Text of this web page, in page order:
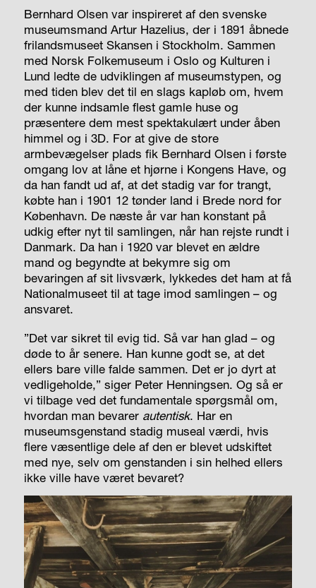
Bernhard Olsen var inspireret af den svenske
museumsmand Artur Hazelius, der i 1891 åbnede
frilandsmuseet Skansen i Stockholm. Sammen
med Norsk Folkemuseum i Oslo og Kulturen i
Lund ledte de udviklingen af museumstypen, og
med tiden blev det til en slags kapløb om, hvem
der kunne indsamle flest gamle huse og
præsentere dem mest spektakulært under åben
himmel og i 3D. For at give de store
armbevægelser plads fik Bernhard Olsen i første
omgang lov at låne et hjørne i Kongens Have, og
da han fandt ud af, at det stadig var for trangt,
købte han i 1901 12 tønder land i Brede nord for
København. De næste år var han konstant på
udkig efter nyt til samlingen, når han rejste rundt i
Danmark. Da han i 1920 var blevet en ældre
mand og begyndte at bekymre sig om
bevaringen af sit livsværk, lykkedes det ham at få
Nationalmuseet til at tage imod samlingen – og
ansvaret.
”Det var sikret til evig tid. Så var han glad – og
døde to år senere. Han kunne godt se, at det
ellers bare ville falde sammen. Det er jo dyrt at
vedligeholde,” siger Peter Henningsen. Og så er
vi tilbage ved det fundamentale spørgsmål om,
hvordan man bevarer autentisk. Har en
museumsgenstand stadig museal værdi, hvis
flere væsentlige dele af den er blevet udskiftet
med nye, selv om genstanden i sin helhed ellers
ikke ville have været bevaret?